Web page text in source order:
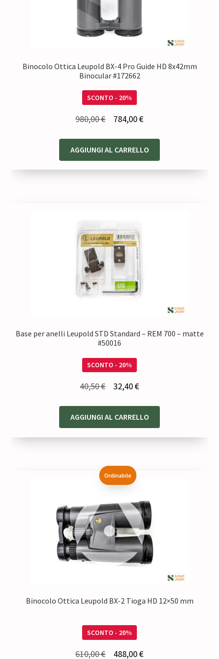
Binocolo Ottica Leupold BX-4 Pro Guide HD 8x42mm
Binocular #172662
SCONTO - 20%
980,00€
originale
era:
784,00€Il
attuale
è:
AGGIUNGI AL CARRELLO
Base per anelli Leupold STD Standard – REM 700 – matte
#50016
SCONTO - 20%
40,50€
originale
era:
32,40€Il
attuale
è:
AGGIUNGI AL CARRELLO
Ordinabile
Binocolo Ottica Leupold BX-2 Tioga HD 12×50 mm
SCONTO - 20%
610,00€ 488,00€Il